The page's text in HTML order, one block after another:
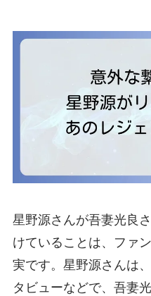
星野源さんが吾妻光良
けていることは、ファ
実です。星野源さんは
タビューなどで、吾妻